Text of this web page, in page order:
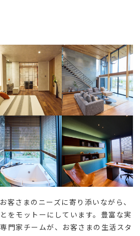
客さまのニーズに寄り添いながら、
をモットーにしています。豊富な実
門家チームが、お客さまの生活スタ